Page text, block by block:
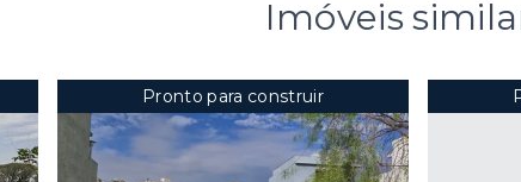
Imóveis
Pronto para construir